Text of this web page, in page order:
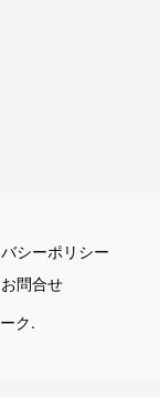
シーポリシー
お問合せ
ク.